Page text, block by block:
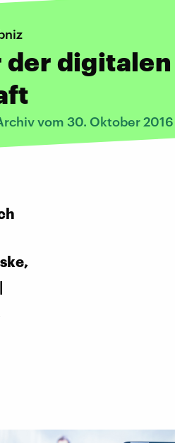
der digitalen
vom 30. Oktober 2016